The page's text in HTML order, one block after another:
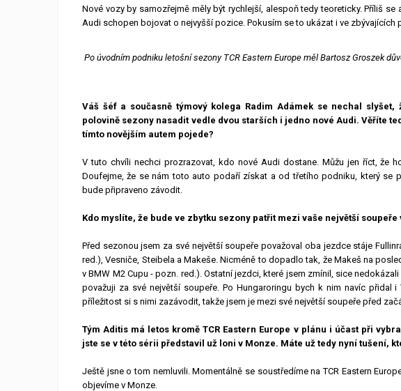
Nové vozy by samozřejmě měly být rychlejší, alespoň tedy teoreticky. Příliš
Audi schopen bojovat o nejvyšší pozice. Pokusím se to ukázat i ve zbývajících
Po úvodním podniku letošní sezony TCR Eastern Europe měl Bartosz Groszek
Váš šéf a současně týmový kolega Radim Adámek se nechal
polovině sezony nasadit vedle dvou starších i jedno nové Audi. Věříte
tímto novějším autem pojede?
V tuto chvíli nechci prozrazovat, kdo nové Audi dostane. Můžu jen říct, že
Doufejme, že se nám toto auto podaří získat a od třetího podniku, který se
bude připraveno závodit.
Kdo myslíte, že bude ve zbytku sezony patřit mezi vaše největší soupeře
Před sezonou jsem za své největší soupeře považoval oba jezdce stáje
red.), Vesniče, Steibela a Makeše. Nicméně to dopadlo tak, že Makeš na
v BMW M2 Cupu - pozn. red.). Ostatní jezdci, které jsem zmínil, sice
považuji za své největší soupeře. Po Hungaroringu bych k nim navíc přidal i
příležitost si s nimi zazávodit, takže jsem je mezi své největší soupeře před
Tým Aditis má letos kromě TCR Eastern Europe v plánu i účast při
jste se v této sérii představil už loni v Monze. Máte už tedy nyní tušení,
Ještě jsne o tom nemluvili. Momentálně se soustředíme na TCR Eastern
objevíme v Monze.